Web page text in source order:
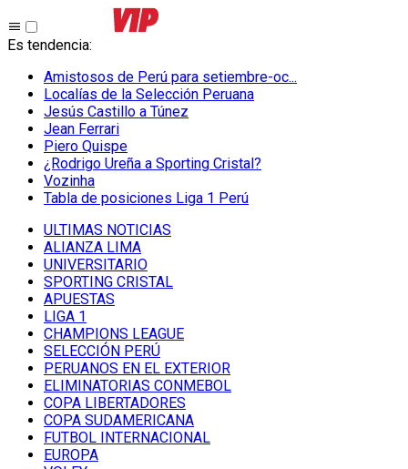
Es tendencia:
Amistosos de Perú para setiembre-oc...
Localías de la Selección Peruana
Jesús Castillo a Túnez
Jean Ferrari
Piero Quispe
¿Rodrigo Ureña a Sporting Cristal?
Vozinha
Tabla de posiciones Liga 1 Perú
ULTIMAS NOTICIAS
ALIANZA LIMA
UNIVERSITARIO
SPORTING CRISTAL
APUESTAS
LIGA 1
CHAMPIONS LEAGUE
SELECCIÓN PERÚ
PERUANOS EN EL EXTERIOR
ELIMINATORIAS CONMEBOL
COPA LIBERTADORES
COPA SUDAMERICANA
FUTBOL INTERNACIONAL
EUROPA